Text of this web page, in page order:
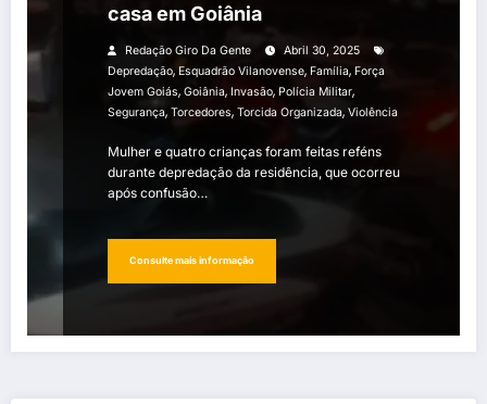
casa em Goiânia
Redação Giro Da Gente
Abril 30, 2025
Depredação, Esquadrão Vilanovense, Família, Força
Jovem Goiás, Goiânia, Invasão, Polícia Militar,
Segurança, Torcedores, Torcida Organizada, Violência
Mulher e quatro crianças foram feitas reféns
durante depredação da residência, que ocorreu
após confusão…
Consulte mais informação